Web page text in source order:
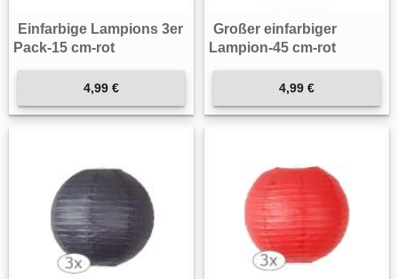
Einfarbige Lampions 3er
Pack-15 cm-rot
4,99 €
Großer einfarbiger
Lampion-45 cm-rot
4,99 €